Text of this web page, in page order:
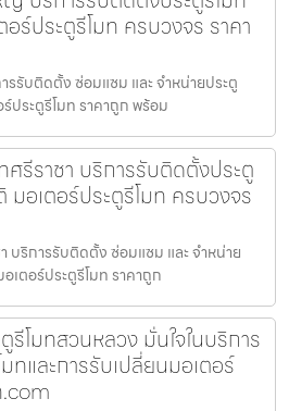
ร์ประตูรีโมท ครบวงจร ราคา
รับติดตั้ง ซ่อมแซม และ จำหน่ายประตู
ประตูรีโมท ราคาถูก พร้อม
ศรีราชา บริการรับติดตั้งประตู
มอเตอร์ประตูรีโมท ครบวงจร
บริการรับติดตั้ง ซ่อมแซม และ จำหน่าย
เตอร์ประตูรีโมท ราคาถูก
รีโมทสวนหลวง มั่นใจในบริการ
ทและการรับเปลี่ยนมอเตอร์